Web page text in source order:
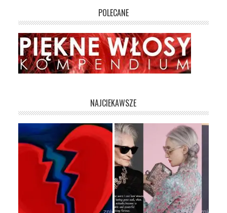
POLECANE
NAJCIEKAWSZE